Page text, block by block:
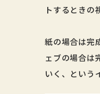
トするときの
紙の場合は完
ェブの場合は
いく、という